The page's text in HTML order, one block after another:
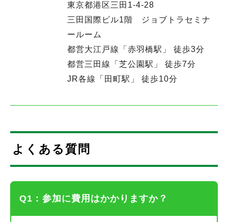
東京都港区三田1-4-28
三田国際ビル1階 ジョブトラセミナ
ールーム
都営大江戸線「赤羽橋駅」 徒歩3分
都営三田線「芝公園駅」 徒歩7分
JR各線「田町駅」 徒歩10分
よくある質問
Q1 : 参加に費用はかかりますか？